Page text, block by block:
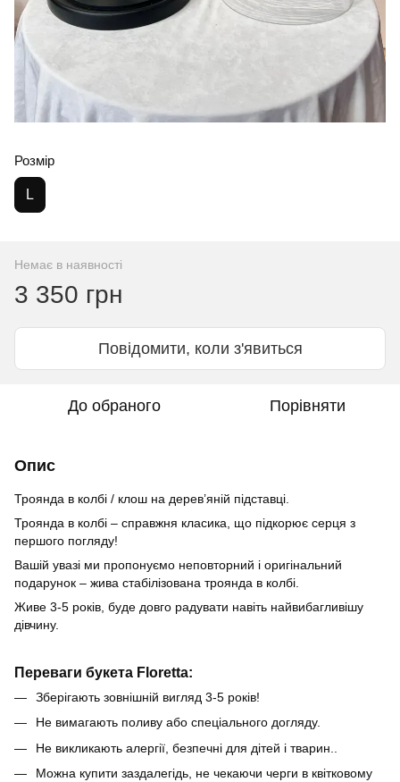
Розмір
L
Немає в наявності
3 350 грн
Повідомити, коли з'явиться
До обраного Порівняти
Опис
Троянда в колбі / клош на дерев’яній підставці.
Троянда в колбі – справжня класика, що підкорює серця з
першого погляду!
Вашій увазі ми пропонуємо неповторний і оригінальний
подарунок – жива стабілізована троянда в колбі.
Живе 3-5 років, буде довго радувати навіть найвибагливішу
дівчину.
Переваги букета Floretta:
Зберігають зовнішній вигляд 3-5 років!
Не вимагають поливу або спеціального догляду.
Не викликають алергії, безпечні для дітей і тварин..
Можна купити заздалегідь, не чекаючи черги в квітковому